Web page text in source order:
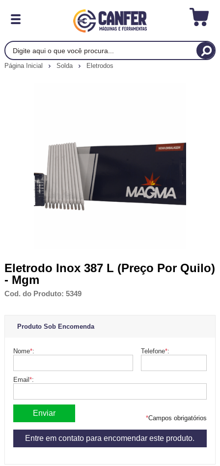
Página Inicial Solda Eletrodos
Eletrodo Inox 387 L (Preço Por Quilo)
- Mgm
Cod. do Produto: 5349
Produto Sob Encomenda
Nome*: Telefone*:
Email*:
*Campos obrigatórios
Entre em contato para encomendar este produto.